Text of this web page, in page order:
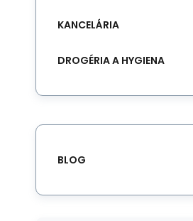
KANCELÁRIA
DROGÉRIA A HYGIENA
BLOG